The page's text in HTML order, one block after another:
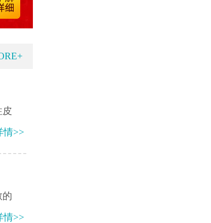
皮
情>>
的
情>>